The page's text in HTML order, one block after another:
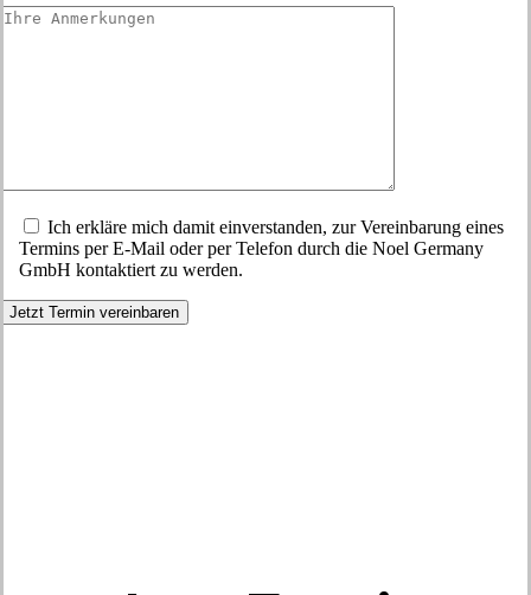
Ich erkläre mich damit einverstanden, zur Vereinbarung eines
Termins per E-Mail oder per Telefon durch die Noel Germany
GmbH kontaktiert zu werden.